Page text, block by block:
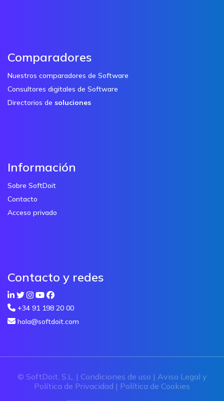
Comparadores
Nuestros comparadores de Software
Consultores digitales de Software
Directorios de soluciones
Información
Sobre SoftDoit
Contacto
Acceso privado
Contacto y redes
+34 91 198 20 00
hola@softdoit.com
© SoftDoit, S.L. | Condiciones de uso | Aviso Legal y
Política de Privacidad | Política de Cookies